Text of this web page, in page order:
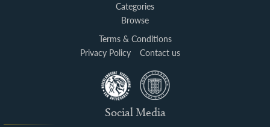
Categories
Browse
Terms & Conditions
Privacy Policy
Contact us
Social Media